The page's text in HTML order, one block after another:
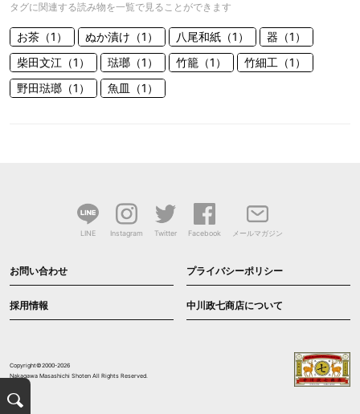
タグに関連する読み物を一覧で見ることができます
お茶（1） ぬか漬け（1） 八尾和紙（1）
器（1）
柴田文江（1）
琺瑯（1） 竹籠（1）
竹細工（1）
野田琺瑯（1）
魚皿（1）
LINE Instagram Twitter Facebook メールマガジン
お問い合わせ プライバシーポリシー
採用情報 中川政七商店について
Copyright©2000-2026
Nakagawa Masashichi Shoten All Rights Reserved.
検